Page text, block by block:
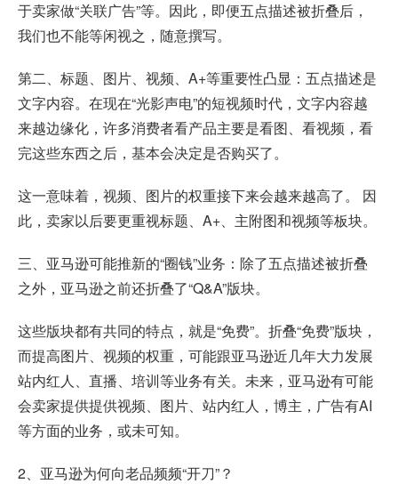
于卖家做“关联广告”等。因此，即便五点描述被折叠后，
我们也不能等闲视之，随意撰写。
第二、标题、图片、视频、A+等重要性凸显：五点描述是
文字内容。在现在“光影声电”的短视频时代，文字内容越
来越边缘化，许多消费者看产品主要是看图、看视频，看
完这些东西之后，基本会决定是否购买了。
这一意味着，视频、图片的权重接下来会越来越高了。 因
此，卖家以后要更重视标题、A+、主附图和视频等板块。
三、亚马逊可能推新的“圈钱”业务：除了五点描述被折叠
之外，亚马逊之前还折叠了“Q&A”版块。
这些版块都有共同的特点，就是“免费”。折叠“免费”版块，
而提高图片、视频的权重，可能跟亚马逊近几年大力发展
站内红人、直播、培训等业务有关。未来，亚马逊有可能
会卖家提供提供视频、图片、站内红人，博主，广告有AI
等方面的业务，或未可知。
2、亚马逊为何向老品频频“开刀”？